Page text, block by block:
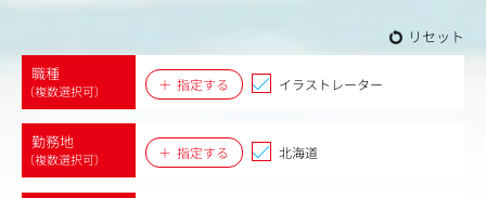
リセット
職種
（複数選択可） 指定する イラストレーター
勤務地
（複数選択可） 指定する 北海道